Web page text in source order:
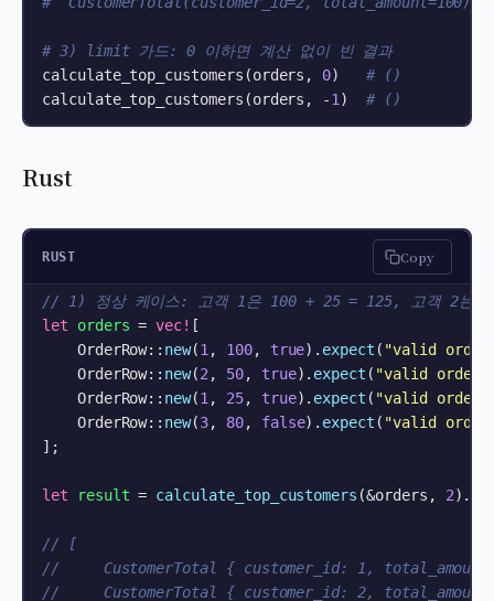
# 3) limit 가드: 0 이하면 계산 없이 빈 결과
calculate_top_customers(orders, 0) # ()
calculate_top_customers(orders, -1 ) # ()
Rust
RUST Copy
// 1) 정상 케이스: 고객 1은 100 + 25 = 125, 고객 2는
let
orders = vec! [
    OrderRow::
new(1 , 100, true). expect ( "valid
    OrderRow::
new(2 , 50, true). expect ( "valid order"
    OrderRow::
new(1 , 25, true). expect ( "valid order"
    OrderRow::
new(3, 80, false). expect ( "valid
];
let result = calculate_top_customers (&orders, 2).
// [
//     CustomerTotal { customer_id: 1,
//     CustomerTotal { customer_id: 2,